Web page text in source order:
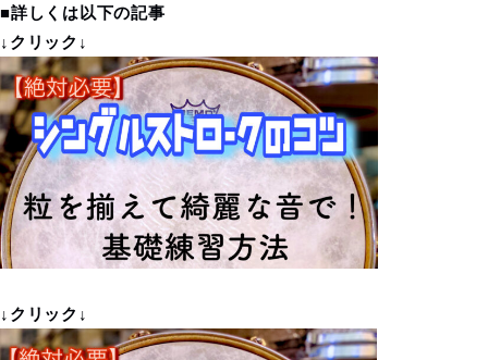
■詳しくは以下の記事
↓クリック↓
↓クリック↓